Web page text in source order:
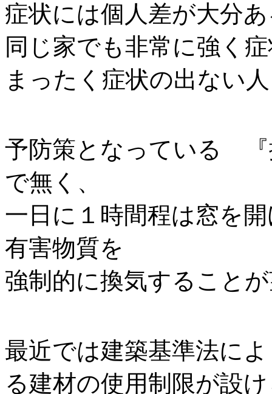
症状には個人差が大分
同じ家でも非常に強く
まったく症状の出ない
予防策となっている
で無く、
一日に１時間程は窓を
有害物質を
強制的に換気すること
最近では建築基準法に
る建材の使用制限が設